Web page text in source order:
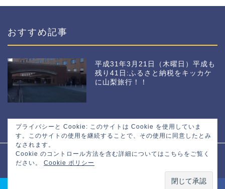
おすすめ記事
平成31年3月21日（木曜日）平成も
残り41日:ふるさと納税をキッカケ
に山梨旅行！！
プライバシーポリシー 免責事項
2016–2026 マサトの野望
プライバシーと Cookie: このサイトは Cookie を使用していま
す。このサイトの使用を継続することで、その使用に同意したとみ
なされます。
Cookie のコントロール方法を含む詳細についてはこちらをご覧く
ださい。Cookie ポリシー